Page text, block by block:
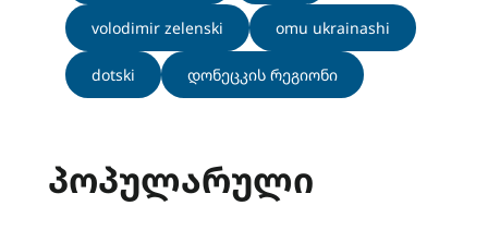
volodimir zelenski omu ukrainashi
dotski დონეცკის რეგიონი
ᲞᲝᲞᲣᲚᲐᲠᲣᲚᲘ